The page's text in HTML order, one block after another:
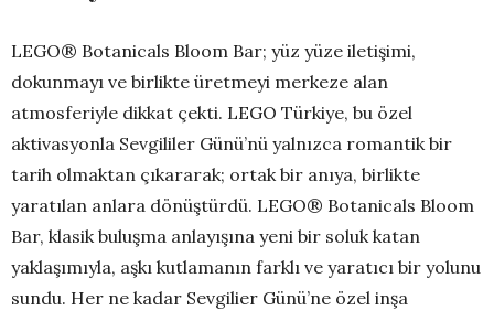
LEGO® Botanicals Bloom Bar; yüz yüze iletişimi,
dokunmayı ve birlikte üretmeyi merkeze alan
atmosferiyle dikkat çekti. LEGO Türkiye, bu özel
aktivasyonla Sevgililer Günü’nü yalnızca romantik bir
tarih olmaktan çıkararak; ortak bir anıya, birlikte
yaratılan anlara dönüştürdü. LEGO® Botanicals Bloom
Bar, klasik buluşma anlayışına yeni bir soluk katan
yaklaşımıyla, aşkı kutlamanın farklı ve yaratıcı bir yolunu
sundu. Her ne kadar Sevgilier Günü’ne özel inşa